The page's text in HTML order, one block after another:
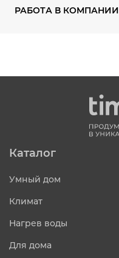
РАБОТА В КОМПАНИИ
Каталог
Умный дом
Климат
Нагрев воды
Для дома